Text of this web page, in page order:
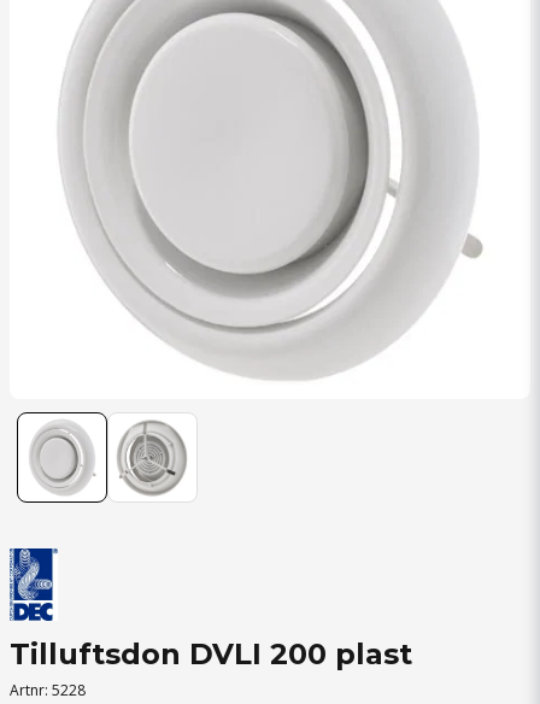
Tilluftsdon DVLI 200 plast
Artnr: 5228